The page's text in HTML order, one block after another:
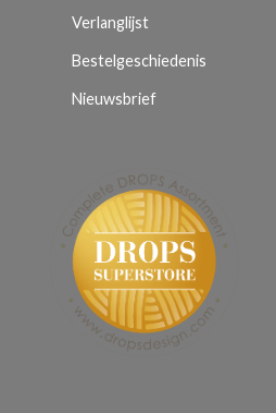
Verlanglijst
Bestelgeschiedenis
Nieuwsbrief